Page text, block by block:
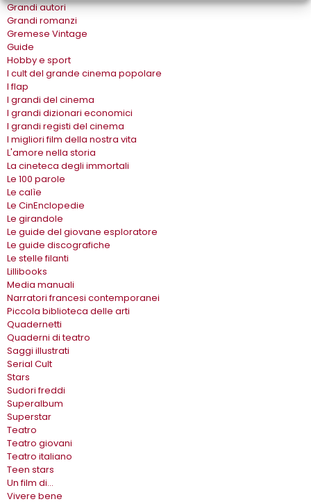
Grandi autori
Grandi romanzi
Gremese Vintage
Guide
Hobby e sport
I cult del grande cinema popolare
I flap
I grandi del cinema
I grandi dizionari economici
I grandi registi del cinema
I migliori film della nostra vita
L'amore nella storia
La cineteca degli immortali
Le 100 parole
Le calìe
Le CinEnclopedie
Le girandole
Le guide del giovane esploratore
Le guide discografiche
Le stelle filanti
Lillibooks
Media manuali
Narratori francesi contemporanei
Piccola biblioteca delle arti
Quadernetti
Quaderni di teatro
Saggi illustrati
Serial Cult
Stars
Sudori freddi
Superalbum
Superstar
Teatro
Teatro giovani
Teatro italiano
Teen stars
Un film di…
Vivere bene